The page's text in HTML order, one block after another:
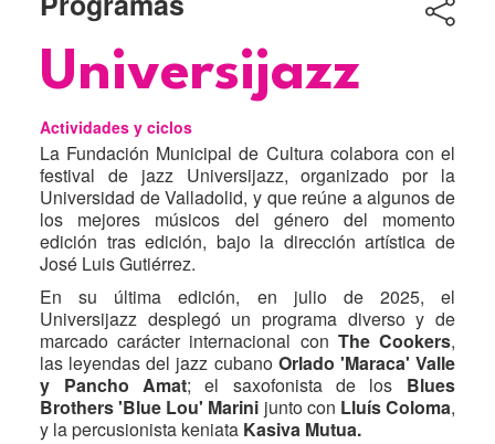
Título
Universijazz
Actividades y ciclos
La Fundación Municipal de Cultura colabora con el
festival de jazz Universijazz, organizado por la
Universidad de Valladolid, y que reúne a algunos de
los mejores músicos del género del momento
edición tras edición, bajo la dirección artística de
José Luis Gutiérrez.
En su última edición, en julio de 2025, el
Universijazz desplegó un programa diverso y de
marcado carácter internacional con The Cookers,
las leyendas del jazz cubano Orlado 'Maraca' Valle
y Pancho Amat; el saxofonista de los Blues
Brothers 'Blue Lou' Marini junto con Lluís Coloma,
y la percusionista keniata Kasiva Mutua.